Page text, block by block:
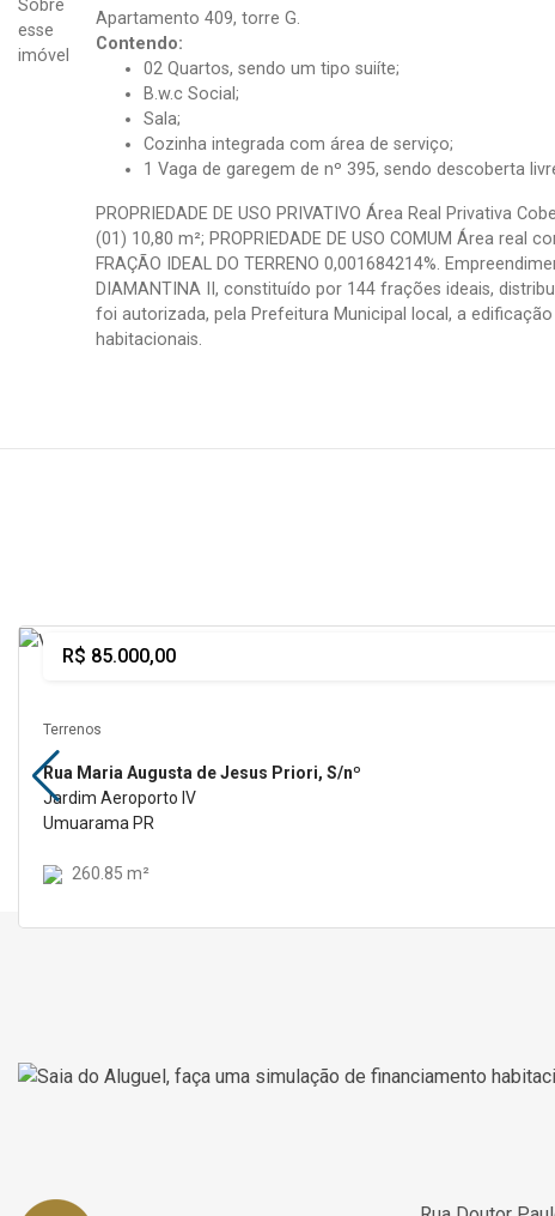
Apartamento 409, torre G.
Contendo:
02 Quartos, sendo um tipo suiíte;
B.w.c Social;
Sala;
Cozinha integrada com área de serviço;
1 Vaga de garegem de nº 395, sendo descoberta
PROPRIEDADE DE USO PRIVATIVO Área Real Privativa
(01) 10,80 m²; PROPRIEDADE DE USO COMUM Área real
FRAÇÃO IDEAL DO TERRENO 0,001684214%.
DIAMANTINA II, constituído por 144 frações ideais,
foi autorizada, pela Prefeitura Municipal local, a
habitacionais.
Comprar
R$ 85.000,00
Terrenos
Rua Maria Augusta de Jesus Priori, S/nº
Jardim Aeroporto IV
Umuarama PR
260.85 m²